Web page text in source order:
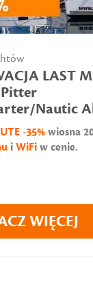
LAST
Nautic
-35% wiosna
i WiFiw cenie.
WIĘCEJ